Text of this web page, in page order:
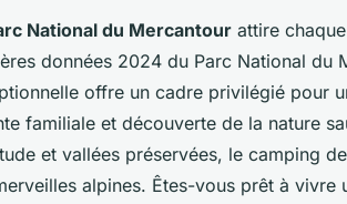
National du Mercantour attire
données 2024 du Parc National du
offre un cadre privilégié pour
familiale et découverte de la nature
et vallées préservées, le camping
alpines. Êtes-vous prêt à